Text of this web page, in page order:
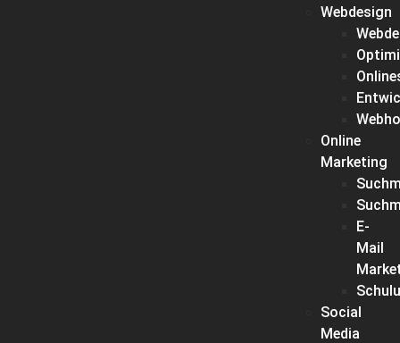
Webdesign
Online
Marketing
E-
Mail
Social
Media